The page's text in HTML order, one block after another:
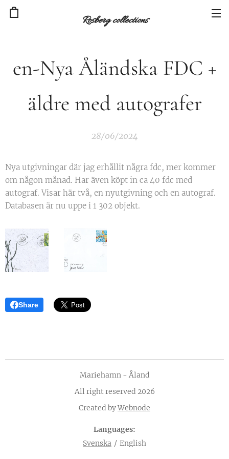
Rosberg collections
en-Nya Åländska FDC +
äldre med autografer
28/06/2024
Nya utgivningar där jag erhållit några fdc, mer kommer
om någon månad. Har även köpt in ca 40 fdc med
autograf. Visar här två, en nyutgivning och en autograf.
Databasen är nu uppe i 1 302 objekt.
Share
Mariehamn - Åland
All right reserved 2026
Created byWebnode
Languages
Svenska
English